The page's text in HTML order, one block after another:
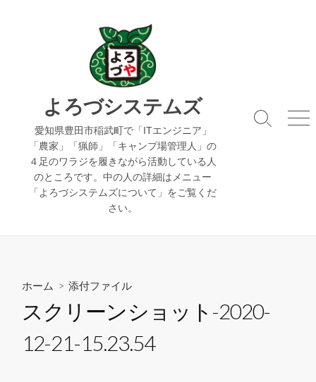
よろづシステムズ
愛知県豊田市稲武町で「ITエンジニア」
「農家」「猟師」「キャンプ場管理人」の
４足のワラジを履きながら活動している人
のところです。中の人の詳細はメニュー
「よろづシステムズについて」をご覧くだ
さい。
検
メ
ホーム > 添付ファイル
スクリーンショット-2020-
12-21-15.23.54